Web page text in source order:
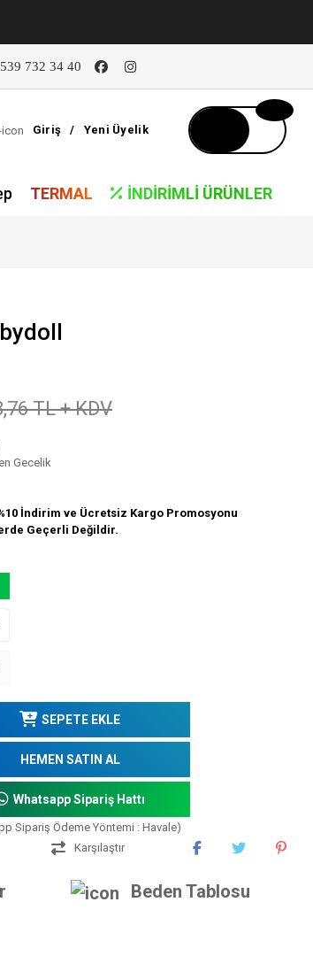
732 34 40
Giriş / Yeni Üyelik
TERMAL İNDIRIMLI ÜRÜNLER
TL + KDV
Gecelik
İndirim ve Ücretsiz Kargo Promosyonu
Geçerli Değildir.
SEPETE EKLE
HEMEN SATIN AL
Whatsapp Sipariş Hattı
Sipariş Ödeme Yöntemi : Havale)
Karşılaştır
Beden Tablosu